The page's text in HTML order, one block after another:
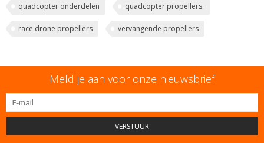
quadcopter onderdelen quadcopter propellers.
race drone propellers vervangende propellers
Meld je aan voor onze nieuwsbrief
VERSTUUR